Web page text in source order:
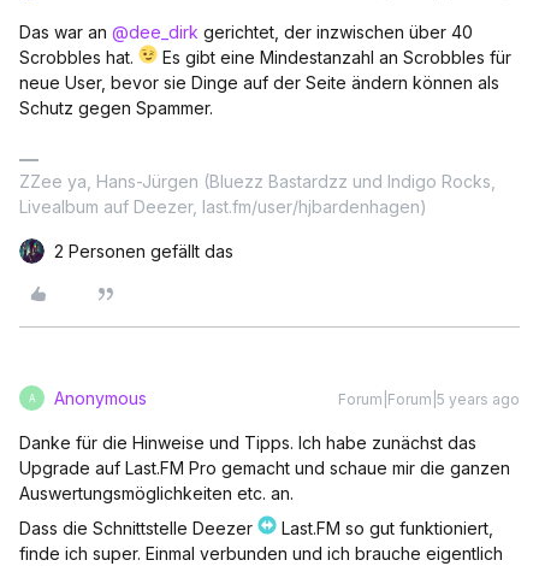
Das war an @dee_dirk gerichtet, der inzwischen über 40
Scrobbles hat.
Es gibt eine Mindestanzahl an Scrobbles für
neue User, bevor sie Dinge auf der Seite ändern können als
Schutz gegen Spammer.
ZZee ya, Hans-Jürgen (Bluezz Bastardzz und Indigo Rocks,
Livealbum auf Deezer, last.fm/user/hjbardenhagen)
2 Personen gefällt das
A Anonymous Forum|Forum|5 years ago
Danke für die Hinweise und Tipps. Ich habe zunächst das
Upgrade auf Last.FM Pro gemacht und schaue mir die ganzen
Auswertungsmöglichkeiten etc. an.
Dass die Schnittstelle Deezer
Last.FM so gut funktioniert,
finde ich super. Einmal verbunden und ich brauche eigentlich